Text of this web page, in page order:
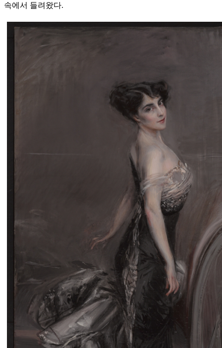
속에서 들려왔다.